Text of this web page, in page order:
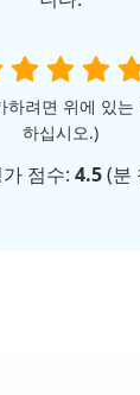
하려면 위에 있는
하십시오.)
점수: 4.5(분